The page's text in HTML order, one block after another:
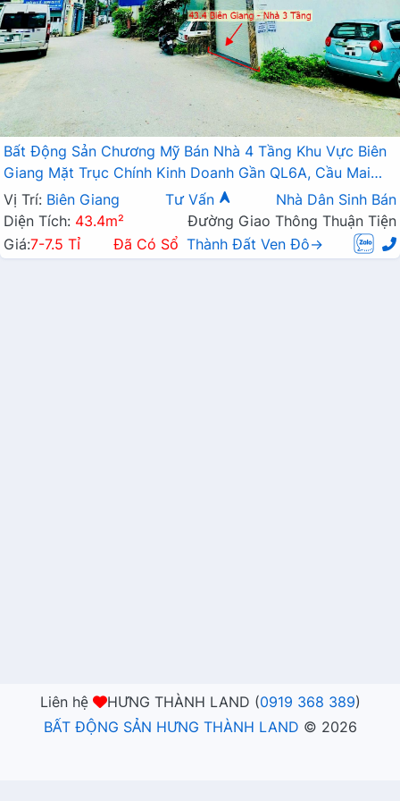
Bất Động Sản Chương Mỹ Bán Nhà 4 Tầng Khu Vực Biên
Giang Mặt Trục Chính Kinh Doanh Gần QL6A, Cầu Mai
Lĩnh Đang Mở Rộng
Vị Trí: Biên Giang Tư Vấn
Nhà Dân Sinh Bán
Diện Tích: 43.4m²
Đường Giao Thông Thuận Tiện
Giá:7-7.5 Tỉ Đã Có Sổ Thành Đất Ven Đô→
Liên hệ HƯNG THÀNH LAND (0919 368 389)
BẤT ĐỘNG SẢN HƯNG THÀNH LAND © 2026